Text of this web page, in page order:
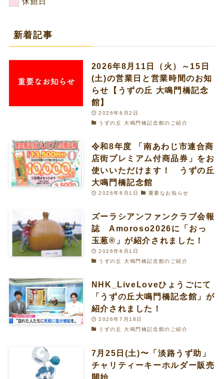
新着記事
2026年8月11日（火）～15日
(土)の営業日と営業時間のお知
らせ【うずの丘 大鳴門橋記念
館】
2026年8月2日
うずの丘 大鳴門橋記念館のご紹介
令和8年度 「南あわじ市連合商
店街プレミアム付商品券」をお
使いいただけます！ うずの丘
大鳴門橋記念館
2026年8月1日 重要なお知らせ
ズーラシアンファンクラブ会報
誌 Amoroso2026に「おっ
玉葱®︎」が紹介されました！
2026年8月1日
うずの丘 大鳴門橋記念館のご紹介
NHK_LiveLoveひょうごにて
「うずの丘大鳴門橋記念館」が
紹介されました！
2026年7月18日
うずの丘 大鳴門橋記念館のご紹介
7月25日(土)〜「淡路うず助」
チャリティーキーホルダー販売
開始